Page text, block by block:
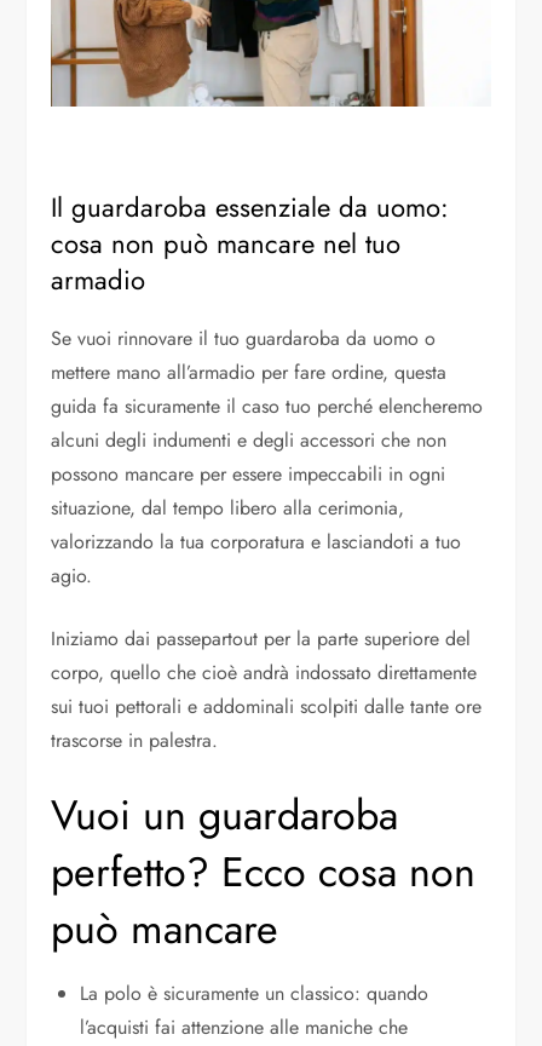
Il guardaroba essenziale da uomo:
cosa non può mancare nel tuo
armadio
Se vuoi rinnovare il tuo guardaroba da uomo o
mettere mano all’armadio per fare ordine, questa
guida fa sicuramente il caso tuo perché elencheremo
alcuni degli indumenti e degli accessori che non
possono mancare per essere impeccabili in ogni
situazione, dal tempo libero alla cerimonia,
valorizzando la tua corporatura e lasciandoti a tuo
agio.
Iniziamo dai passepartout per la parte superiore del
corpo, quello che cioè andrà indossato direttamente
sui tuoi pettorali e addominali scolpiti dalle tante ore
trascorse in palestra.
Vuoi un guardaroba
perfetto? Ecco cosa non
può mancare
La polo è sicuramente un classico: quando
l’acquisti fai attenzione alle maniche che